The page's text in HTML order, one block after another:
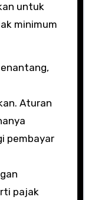
untuk
minimum
Aturan
pembayar
pajak